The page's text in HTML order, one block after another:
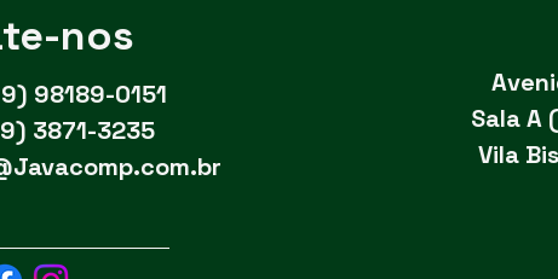
nos
3871-3235
Sala A
Vila
98189-0151